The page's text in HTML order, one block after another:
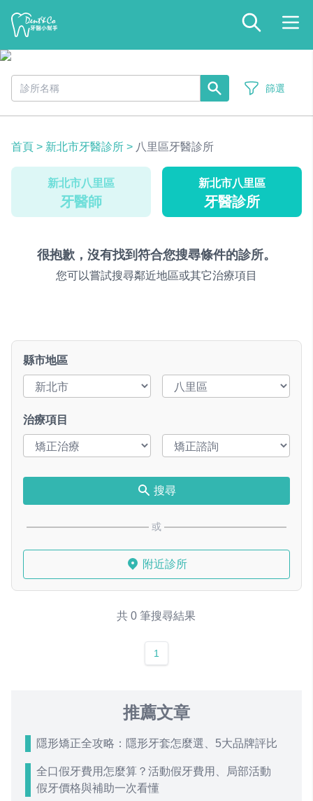
篩選
首頁 > 新北市牙醫診所 > 八里區牙醫診所
新北市八里區
牙醫師
新北市八里區
牙醫診所
很抱歉，沒有找到符合您搜尋條件的診所。
您可以嘗試搜尋鄰近地區或其它治療項目
縣市地區
治療項目
搜尋
或
附近診所
共 0 筆搜尋結果
1
推薦文章
隱形矯正全攻略：隱形牙套怎麼選、5大品牌評比
全口假牙費用怎麼算？活動假牙費用、局部活動
假牙價格與補助一次看懂